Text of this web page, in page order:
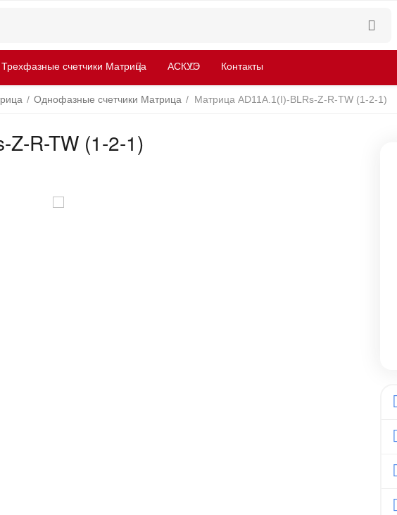
Трехфазные счетчики Матрица АСКУЭ Контакты
/ Однофазные счетчики Матрица / Матрица AD11A.1(I)-BLRs-Z-R-TW (1-2-1)
R-TW (1-2-1)